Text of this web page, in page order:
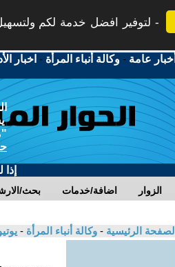
لتوفير افضل خدمة لكم
أخبار عامة -وكالة أنباء المرأة - اخبار
بحث/ اضافة/خدمات الزوار
الصفحة الرئيسية - وكالة أنباء المرأة -